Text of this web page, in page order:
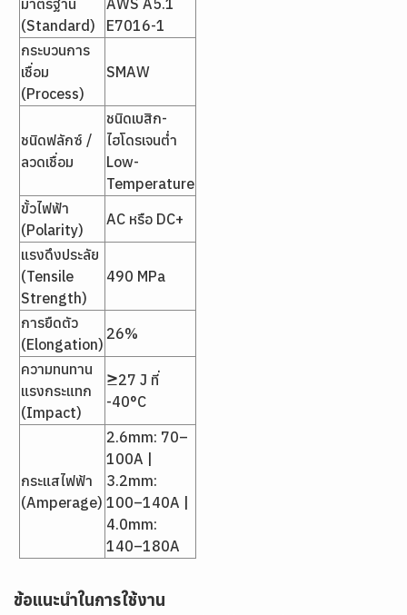
มาตรฐาน
(Standard)
AWS A5.1
E7016-1
กระบวนการ
เชื่อม
(Process)
SMAW
ชนิดฟลักซ์ /
ลวดเชื่อม
ชนิดเบสิก-
ไฮโดรเจนต่ำ
Low-
Temperature
ขั้วไฟฟ้า
(Polarity)
AC หรือ DC+
แรงดึงประลัย
(Tensile
Strength)
490 MPa
การยืดตัว
(Elongation)
26%
ความทนทาน
แรงกระแทก
(Impact)
≥27 J ที่
-40°C
กระแสไฟฟ้า
(Amperage)
2.6mm: 70–
100A |
3.2mm:
100–140A |
4.0mm:
140–180A
ข้อแนะนำในการใช้งาน